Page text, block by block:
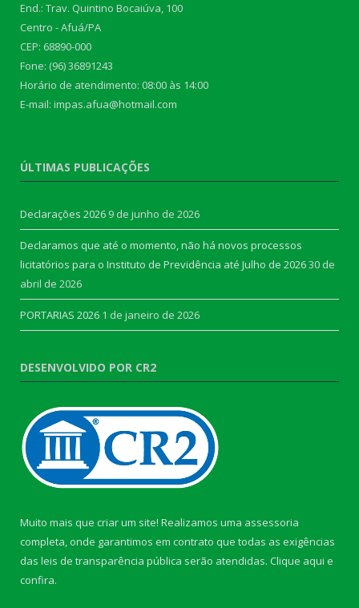
End.: Trav. Quintino Bocaiúva, 100
Centro - Afuá/PA
CEP: 68890-000
Fone: (96) 36891243
Horário de atendimento: 08:00 às 14:00
E-mail: impas.afua@hotmail.com
ÚLTIMAS PUBLICAÇÕES
Declarações 2026 9 de junho de 2026
Declaramos que até o momento, não há novos processos
licitatórios para o Instituto de Previdência até Julho de 202630 de
abril de 2026
PORTARIAS 2026 1 de janeiro de 2026
DESENVOLVIDO POR CR2
Muito mais que criar um site! Realizamos uma assessoria
completa, onde garantimos em contrato que todas as exigências
das leis de transparência pública serão atendidas. Clique aqui e
confira.